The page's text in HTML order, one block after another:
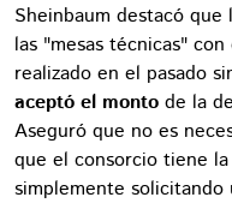
Sheinbaum destacó
las "mesas técnicas"
realizado en el pasado
aceptó el monto de la
Aseguró que no es
que el consorcio tiene
simplemente